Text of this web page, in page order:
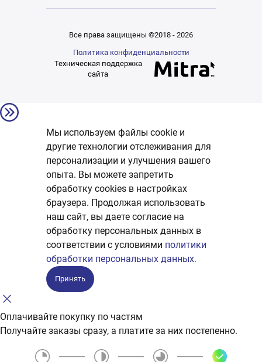
Все права защищены ©2018 - 2026
Политика конфиденциальности
Техническая поддержка
сайта
Мы используем файлы cookie и
другие технологии отслеживания для
персонализации и улучшения вашего
опыта. Вы можете запретить
обработку сookies в настройках
браузера. Продолжая использовать
наш сайт, вы даете согласие на
обработку персональных данных в
соответствии с условиями политики
обработки персональных данных.
Принять
Оплачивайте покупку по частям
Получайте заказы сразу, а платите за них постепенно.